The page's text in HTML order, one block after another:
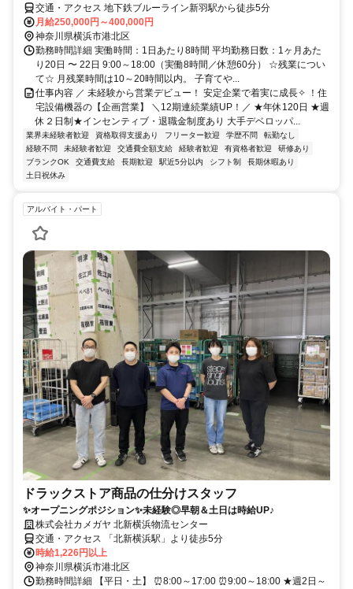
交通・アクセス 地下鉄ブルーライン新羽駅から徒歩5分
月給250,000円～400,000円
神奈川県横浜市港北区
勤務時間詳細 実働時間：1日あたり8時間 平均勤務日数：1ヶ月あた
り20日 〜 22日 9:00～18:00（実働8時間／休憩60分） ☆残業につい
て☆ 月残業時間は10～20時間以内。 子育てや...
仕事内容 ／ 未経験から営業デビュー！ 安定企業で着実に成長✧ ！住
宅設備機器の【企画営業】 ＼12期連続業績UP！／ ★年休120日 ★週
休２日制★インセンティブ・退職金制度あり 大手デベロッパ...
業界未経験者歓迎 資格取得支援あり フリーター歓迎 学歴不問
転勤なし
経験不問
未経験者歓迎 交通費全額支給 経験者歓迎 有資格者歓迎
研修あり
ブランクOK
交通費支給 長期歓迎 駅近5分以内 シフト制
長期休暇あり
土日祝休み
アルバイト・パート
ドラックストア商品の仕分けスタッフ
✨オープニングポジション✨未経験◎早朝＆土日は時給UP♪
株式会社カメガヤ 北新横浜物流センター
交通・アクセス 「北新横浜駅」より徒歩5分
時給1,226円以上
神奈川県横浜市港北区
勤務時間詳細 【平日・土】 ⏰8:00～17:00 ⏰9:00～18:00 ★週2日～